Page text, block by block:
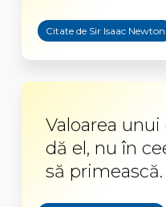
Citate de Sir Isaac Newton
Valoarea
dă el, nu în
să primească.